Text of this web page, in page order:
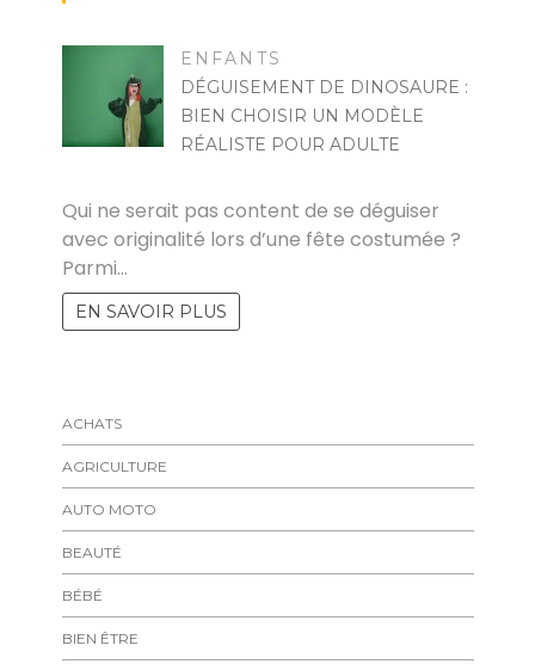
ENFANTS
DÉGUISEMENT DE DINOSAURE :
BIEN CHOISIR UN MODÈLE
RÉALISTE POUR ADULTE
Qui ne serait pas content de se déguiser
avec originalité lors d’une fête costumée ?
Parmi…
EN SAVOIR PLUS
ACHATS
AGRICULTURE
AUTO MOTO
BEAUTÉ
BÉBÉ
BIEN ÊTRE